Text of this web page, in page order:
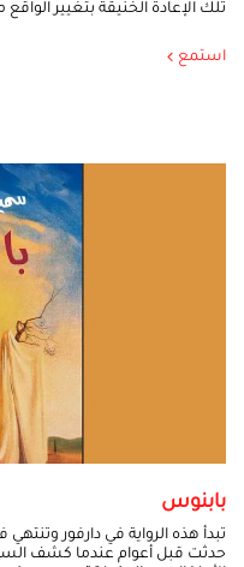
تلك الإعادة الخنيقة بتغيير
استمع
بابنوس
تبدأ هذه الرواية في دارفور
حدثت قبل أعوام عندما كشف